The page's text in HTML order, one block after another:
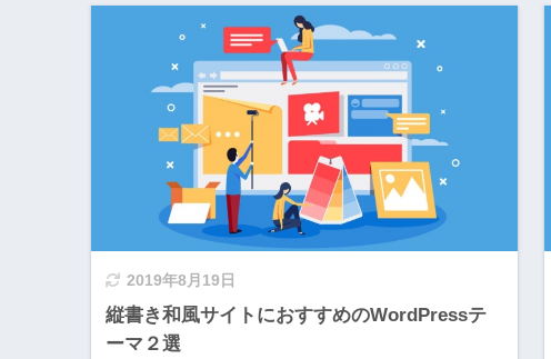
2019年8月19日
縦書き和風サイトにおすすめのWordPressテ
ーマ２選